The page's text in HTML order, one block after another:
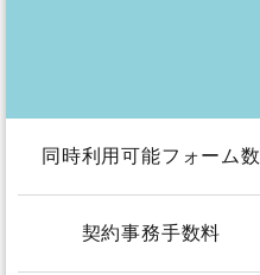
同時利用可能フォーム数
契約事務手数料